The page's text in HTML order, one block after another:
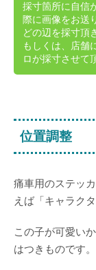
採寸箇所に自信
際に画像をお送
どの辺を採寸頂
もしくは、店舗
ロが採寸させて
位置調整
痛車用のステッ
えば「キャラク
この子が可愛い
はつきものです。